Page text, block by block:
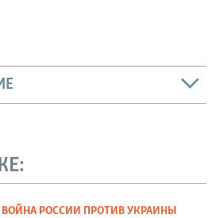
ВОЙНА РОССИИ ПРОТИВ УКРАИНЫ